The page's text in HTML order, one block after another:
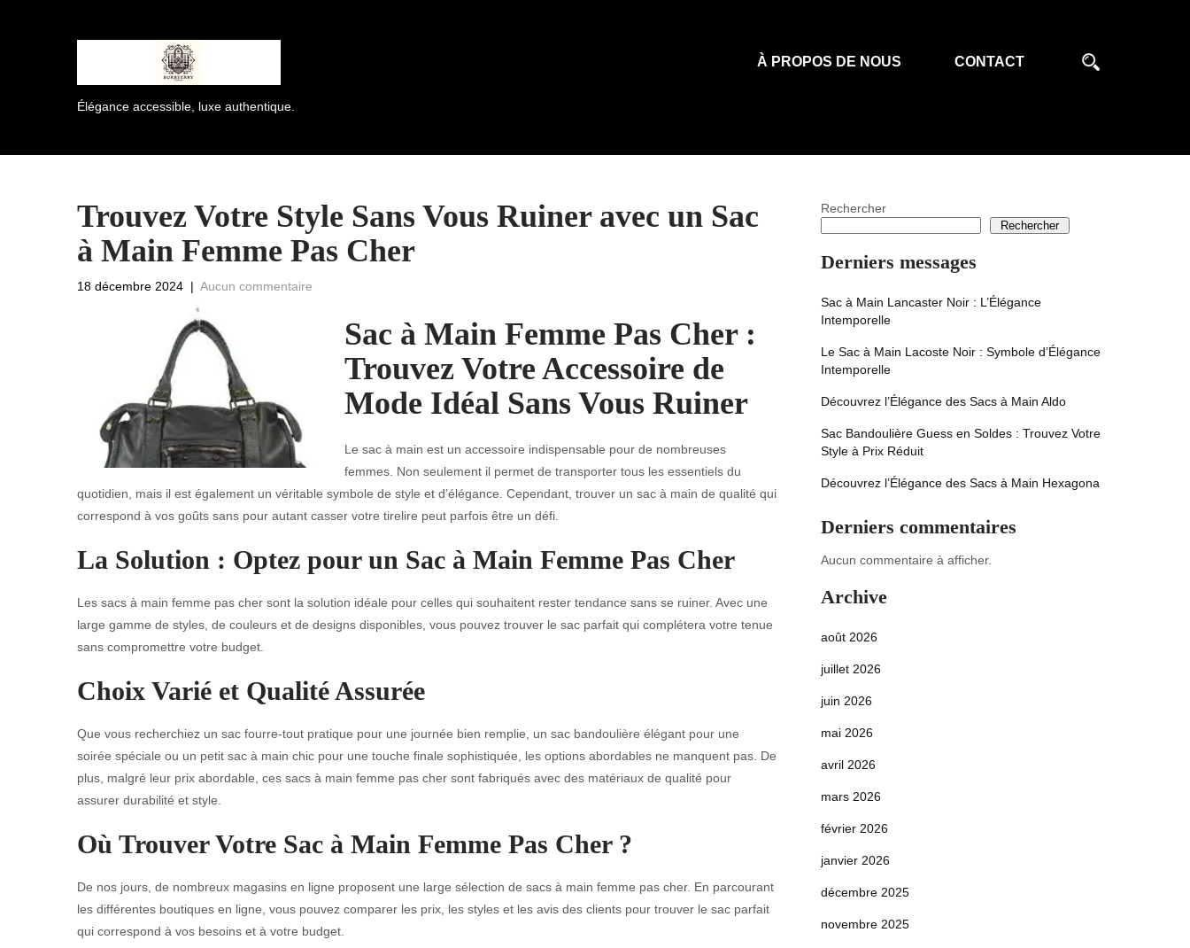
Élégance accessible, luxe authentique.
À PROPOS DE NOUS CONTACT
Trouvez Votre Style Sans Vous Ruiner avec un Sac
à Main Femme Pas Cher
18 décembre 2024 | Aucun commentaire
Sac à Main Femme Pas Cher :
Trouvez Votre Accessoire de
Mode Idéal Sans Vous Ruiner
Le sac à main est un accessoire indispensable pour de nombreuses
femmes. Non seulement il permet de transporter tous les essentiels du
quotidien, mais il est également un véritable symbole de style et d’élégance. Cependant, trouver un sac à main de qualité qui
correspond à vos goûts sans pour autant casser votre tirelire peut parfois être un défi.
La Solution : Optez pour un Sac à Main Femme Pas Cher
Les sacs à main femme pas cher sont la solution idéale pour celles qui souhaitent rester tendance sans se ruiner. Avec une
large gamme de styles, de couleurs et de designs disponibles, vous pouvez trouver le sac parfait qui complétera votre tenue
sans compromettre votre budget.
Choix Varié et Qualité Assurée
Que vous recherchiez un sac fourre-tout pratique pour une journée bien remplie, un sac bandoulière élégant pour une
soirée spéciale ou un petit sac à main chic pour une touche finale sophistiquée, les options abordables ne manquent pas. De
plus, malgré leur prix abordable, ces sacs à main femme pas cher sont fabriqués avec des matériaux de qualité pour
assurer durabilité et style.
Où Trouver Votre Sac à Main Femme Pas Cher ?
De nos jours, de nombreux magasins en ligne proposent une large sélection de sacs à main femme pas cher. En parcourant
les différentes boutiques en ligne, vous pouvez comparer les prix, les styles et les avis des clients pour trouver le sac parfait
qui correspond à vos besoins et à votre budget.
Rechercher
Rechercher
Derniers messages
Sac à Main Lancaster Noir : L’Élégance
Intemporelle
Le Sac à Main Lacoste Noir : Symbole d’Élégance
Intemporelle
Découvrez l’Élégance des Sacs à Main Aldo
Sac Bandoulière Guess en Soldes : Trouvez Votre
Style à Prix Réduit
Découvrez l’Élégance des Sacs à Main Hexagona
Derniers commentaires
Aucun commentaire à afficher.
Archive
août 2026
juillet 2026
juin 2026
mai 2026
avril 2026
mars 2026
février 2026
janvier 2026
décembre 2025
novembre 2025